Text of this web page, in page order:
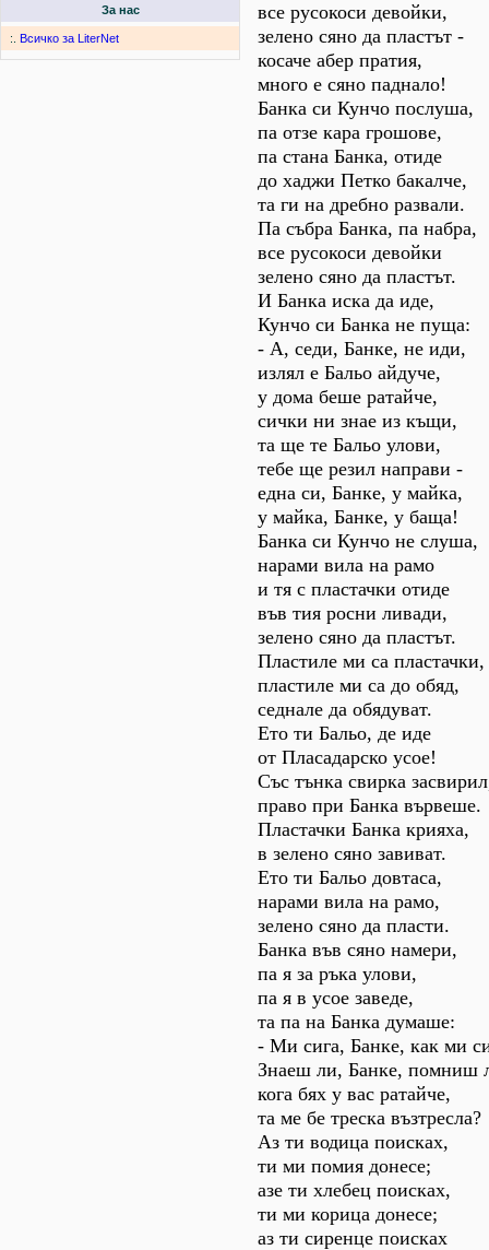
За нас
:. Всичко за LiterNet
все русокоси девойки,
зелено сяно да пластът -
косаче абер пратия,
много е сяно паднало!
Банка си Кунчо послуша,
па отзе кара грошове,
па стана Банка, отиде
до хаджи Петко бакалче,
та ги на дребно развали.
Па събра Банка, па набра,
все русокоси девойки
зелено сяно да пластът.
И Банка иска да иде,
Кунчо си Банка не пуща:
- А, седи, Банке, не иди,
излял е Бальо айдуче,
у дома беше ратайче,
сички ни знае из къщи,
та ще те Бальо улови,
тебе ще резил направи -
една си, Банке, у майка,
у майка, Банке, у баща!
Банка си Кунчо не слуша,
нарами вила на рамо
и тя с пластачки отиде
във тия росни ливади,
зелено сяно да пластът.
Пластиле ми са пластачки,
пластиле ми са до обяд,
седнале да обядуват.
Ето ти Бальо, де иде
от Пласадарско усое!
Със тънка свирка
право при Банка вървеше.
Пластачки Банка крияха,
в зелено сяно завиват.
Ето ти Бальо довтаса,
нарами вила на рамо,
зелено сяно да пласти.
Банка във сяно намери,
па я за ръка улови,
па я в усое заведе,
та па на Банка думаше:
- Ми сига, Банке, как ми
Знаеш ли, Банке, помниш
кога бях у вас ратайче,
та ме бе треска възтресла?
Аз ти водица поисках,
ти ми помия донесе;
азе ти хлебец поисках,
ти ми корица донесе;
аз ти сиренце поисках